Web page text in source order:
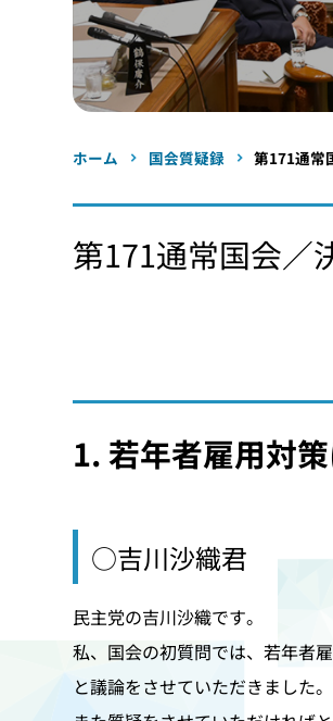
ホーム 国会質疑録 第171通常
第171通常国会／
1. 若年者雇用対
○吉川沙織君
民主党の吉川沙織です。
私、国会の初質問では、若年者
と議論をさせていただきました